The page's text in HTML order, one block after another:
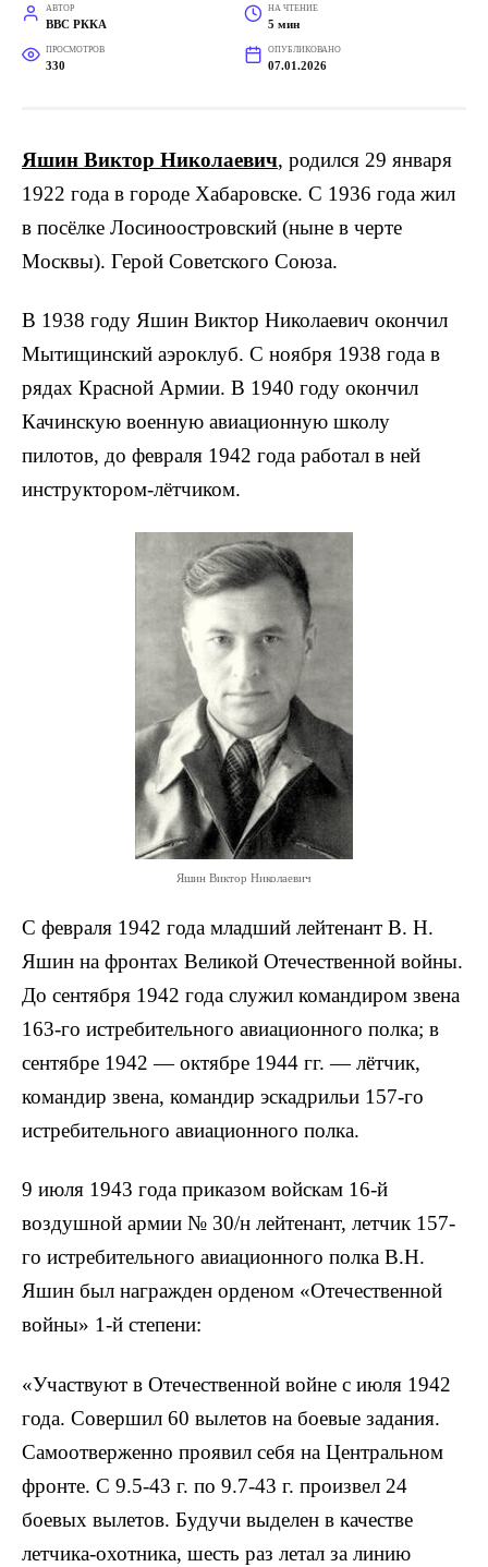
АВТОР
ВВС РККА
НА ЧТЕНИЕ
5 мин
ПРОСМОТРОВ
330
ОПУБЛИКОВАНО
07.01.2026
Яшин Виктор Николаевич, родился 29 января
1922 года в городе Хабаровске. С 1936 года жил
в посёлке Лосиноостровский (ныне в черте
Москвы). Герой Советского Союза.
В 1938 году Яшин Виктор Николаевич окончил
Мытищинский аэроклуб. С ноября 1938 года в
рядах Красной Армии. В 1940 году окончил
Качинскую военную авиационную школу
пилотов, до февраля 1942 года работал в ней
инструктором-лётчиком.
Яшин Виктор Николаевич
С февраля 1942 года младший лейтенант В. Н.
Яшин на фронтах Великой Отечественной войны.
До сентября 1942 года служил командиром звена
163-го истребительного авиационного полка; в
сентябре 1942 — октябре 1944 гг. — лётчик,
командир звена, командир эскадрильи 157-го
истребительного авиационного полка.
9 июля 1943 года приказом войскам 16-й
воздушной армии № 30/н лейтенант, летчик 157-
го истребительного авиационного полка В.Н.
Яшин был награжден орденом «Отечественной
войны» 1-й степени:
«Участвуют в Отечественной войне с июля 1942
года. Совершил 60 вылетов на боевые задания.
Самоотверженно проявил себя на Центральном
фронте. С 9.5-43 г. по 9.7-43 г. произвел 24
боевых вылетов. Будучи выделен в качестве
летчика-охотника, шесть раз летал за линию